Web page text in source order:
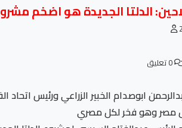
الدلتا الجديدة هو اضخم
ابوصدام الخبير الزراعي ورئيس اتحاد
مصر وهو فخر لكل مصري